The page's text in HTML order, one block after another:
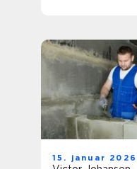
15. januar 2026